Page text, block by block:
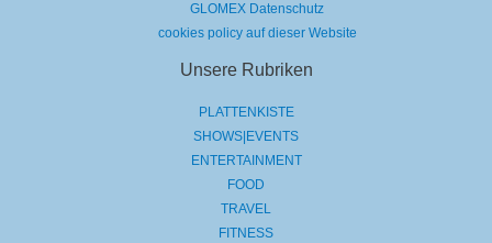
GLOMEX Datenschutz
cookies policy auf dieser Website
Unsere Rubriken
PLATTENKISTE
SHOWS|EVENTS
ENTERTAINMENT
FOOD
TRAVEL
FITNESS